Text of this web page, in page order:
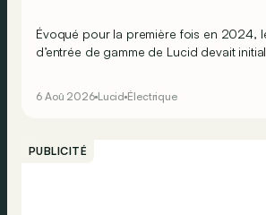
Évoqué pour la première fois en 2024,
d’entrée de gamme de Lucid devait
6 Aoû 2026 Lucid Électrique
PUBLICITÉ